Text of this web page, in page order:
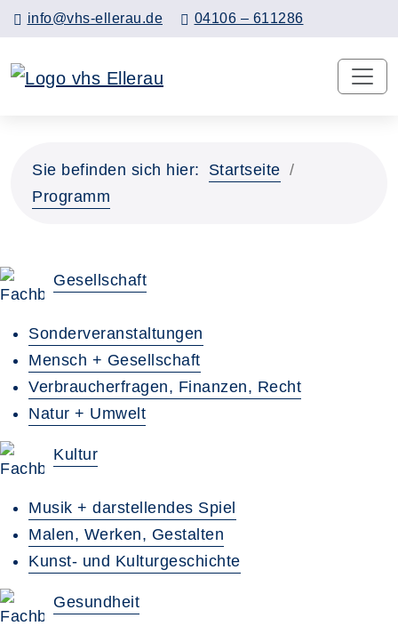
info@vhs-ellerau.de 04106 – 611286
Sie befinden sich hier:
Startseite
Programm
Gesellschaft
Sonderveranstaltungen
Mensch + Gesellschaft
Verbraucherfragen, Finanzen, Recht
Natur + Umwelt
Kultur
Musik + darstellendes Spiel
Malen, Werken, Gestalten
Kunst- und Kulturgeschichte
Gesundheit